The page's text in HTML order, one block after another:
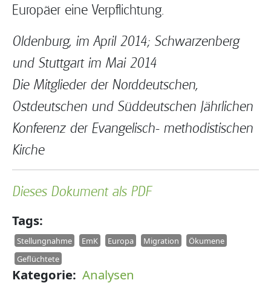
Europäer eine Verpflichtung.
Oldenburg, im April 2014; Schwarzenberg
und Stuttgart im Mai 2014
Die Mitglieder der Norddeutschen,
Ostdeutschen und Süddeutschen Jährlichen
Konferenz der Evangelisch- methodistischen
Kirche
Dieses Dokument als PDF
Tags
Stellungnahme EmK Europa Migration
Ökumene
Geflüchtete
Kategorie Analysen